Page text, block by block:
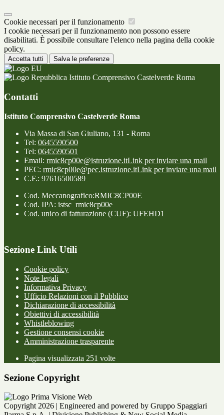
Cookie necessari per il funzionamento
I cookie necessari per il funzionamento non possono essere
disabilitati. È possibile consultare l'elenco nella pagina della cookie
policy.
Accetta tutti Salva le preferenze
Istituto Comprensivo Castelverde Roma
Contatti
Istituto Comprensivo Castelverde Roma
Via Massa di San Giuliano, 131 - Roma
Tel: 0645590500
Tel: 0645590501
Email: rmic8cp00e@istruzione.itLink per inviare una mail
PEC: rmic8cp00e@pec.istruzione.itLink per inviare una mail
C.F.: 97616500589
Cod. Meccanografico:RMIC8CP00E
Cod. IPA: istsc_rmic8cp00e
Cod. unico di fatturazione (CUF): UFEHD1
Sezione Link Utili
Cookie policy
Note legali
Informativa Privacy
Ufficio Relazioni con il Pubblico
Dichiarazione di accessibilità
Obiettivi di accessibilità
Whistleblowing
Gestione consensi cookie
Amministrazione trasparente
Pagina visualizzata 251 volte
Sezione Copyright
Copyright 2026 | Engineered and powered by Gruppo Spaggiari